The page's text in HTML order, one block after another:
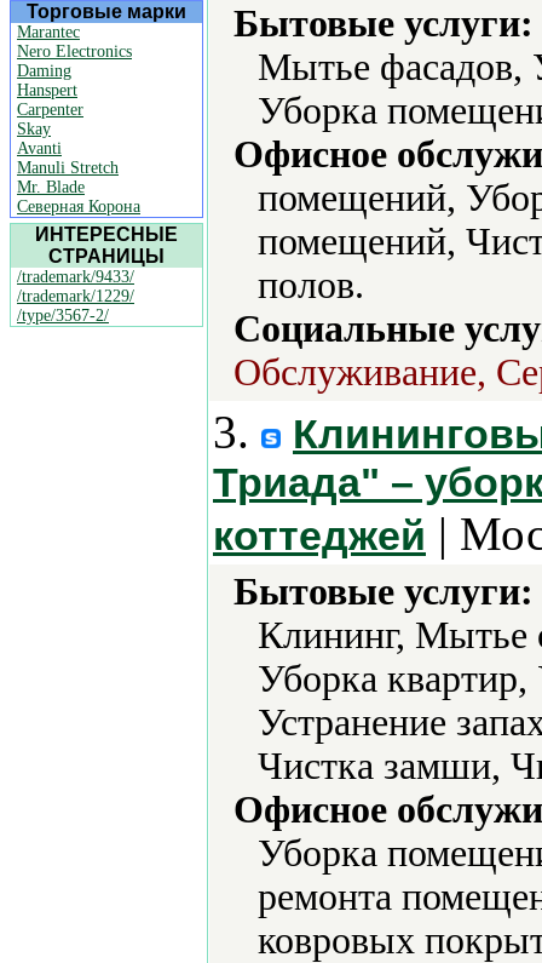
Торговые марки
Marantec
Nero Electronics
Daming
Hanspert
Carpenter
Skay
Avanti
Manuli Stretch
Mr. Blade
Северная Корона
ИНТЕРЕСНЫЕ
СТРАНИЦЫ
/trademark/9433/
/trademark/1229/
/type/3567-2/
Бытовые услуги:
Мытье фасадов,
Уборка
Офисное
помещений,
помещений,
полов.
Социальные
Обслуживание,
3.
Триада" –
коттеджей |
Бытовые услуги:
Клининг, Мытье
Уборка
Устранение
Чистка замши,
Офисное
Уборка
ремонта
ковровых